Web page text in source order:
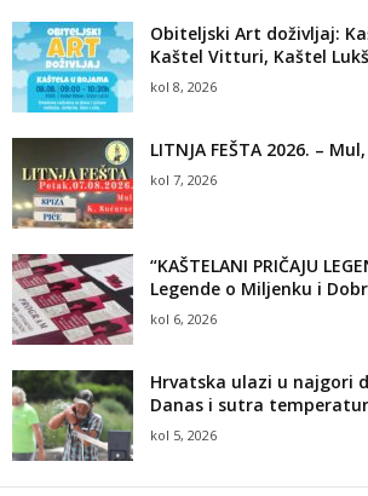
Obiteljski Art doživljaj:
Kaštel Vitturi, Kaštel
kol 8, 2026
LITNJA FEŠTA 2026. –
kol 7, 2026
“KAŠTELANI PRIČAJU
Legende o Miljenku i
kol 6, 2026
Hrvatska ulazi u najgori
Danas i sutra
kol 5, 2026